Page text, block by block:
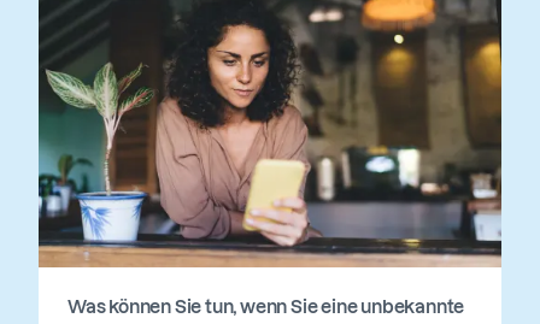
Was können Sie tun, wenn Sie eine unbekannte